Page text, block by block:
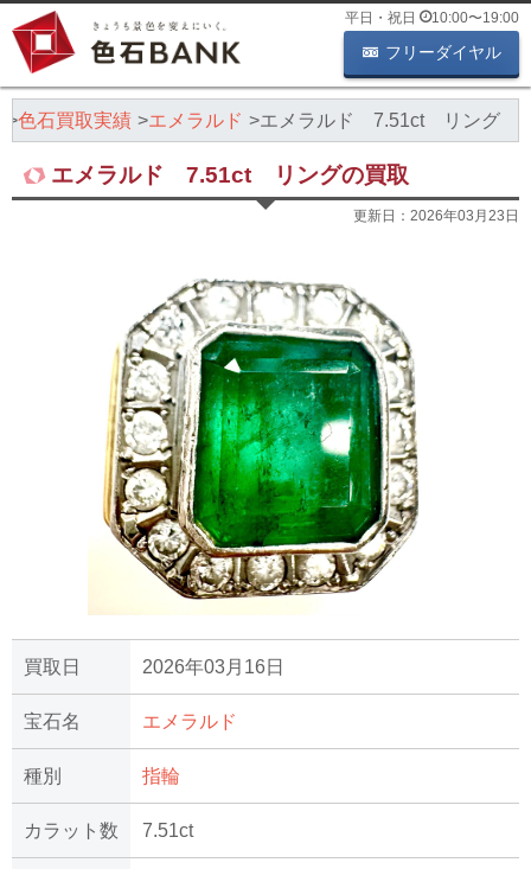
平日・祝日 10:00〜19:00
フリーダイヤル
色石買取実績 エメラルド エメラルド 7.51ct リング
エメラルド 7.51ct リングの買取
更新日： 2026年03月23日
買取日 2026年03月16日
宝石名 エメラルド
種別 指輪
カラット数 7.51ct